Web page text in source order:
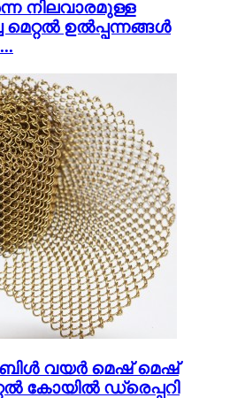
നിലവാരമുള്ള
മെറ്റൽ ഉൽപ്പന്നങ്ങൾ
വയർ മെഷ് മെഷ്
കോയിൽ ഡ്രെപ്പറി